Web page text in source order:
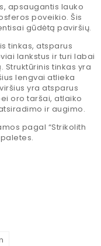
apsaugantis lauko
poveikio. Šis
gūdėtą paviršių.
tinkas, atsparus
lankstus ir turi labai
tinkas yra
lengvai atlieka
yra atsparus
oro taršai, atlaiko
ir augimo.
pagal “Strikolith